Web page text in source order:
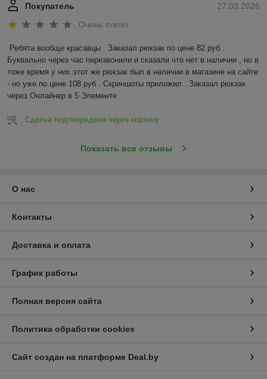
27.03.2026
Покупатель
Очень плохо
Ребята вообще красавцы . Заказал рюкзак по цене 82 руб .
Буквально через час перезвонили и сказали что нет в наличии , но в
тоже время у них этот же рюкзак был в наличии в магазине на сайте
- но уже по цене 108 руб . Скриншоты приложил . Заказал рюкзак
через Онлайнер в 5 Элементе  .
Сделка подтверждена через корзину
Показать все отзывы
О нас
Контакты
Доставка и оплата
График работы
Полная версия сайта
Политика обработки cookies
Сайт создан на платформе Deal.by